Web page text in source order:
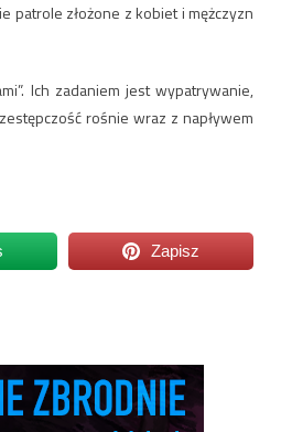
patrole złożone z kobiet i mężczyzn
Ich zadaniem jest wypatrywanie,
rośnie wraz z napływem
Zapisz